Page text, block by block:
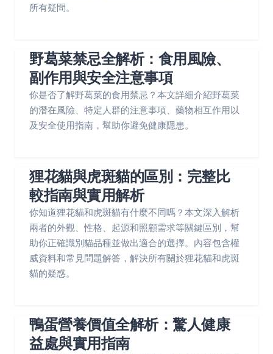
所有疑問。
野葛菜禁忌全解析：食用風險、
副作用與安全注意事項
你是否了解野葛菜的食用禁忌？本文詳細介紹野葛菜
的潛在風險、特定人群的注意事項、藥物相互作用以
及安全使用指南，幫助你避免健康隱患。
狸花貓與虎斑貓的區別：完整比
較指南與實用解析
你知道狸花貓和虎斑貓有什麼不同嗎？本文深入解析
兩者的外觀、性格、起源和照顧需求等關鍵區別，幫
助你正確識別貓品種並做出適合的選擇。內容包含權
威資料和常見問題解答，解決所有關於狸花貓和虎斑
貓的疑惑。
鴨蛋營養價值全解析：驚人健康
益處與實用指南